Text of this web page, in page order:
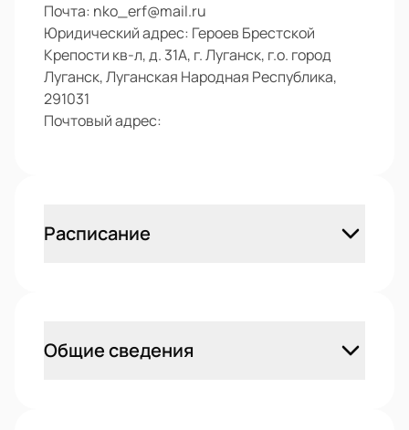
Почта: nko_erf@mail.ru
Юридический адрес: Героев Брестской
Крепости кв-л, д. 31А, г. Луганск, г.о. город
Луганск, Луганская Народная Республика,
291031
Почтовый адрес:
Расписание
Общие сведения